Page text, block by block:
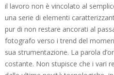
il lavoro non è vincolato al
una serie di elementi
pur di non restare ancorati al
fotografo verso i trend del
sua strumentazione. La parola
costante. Non stupisce che i vari